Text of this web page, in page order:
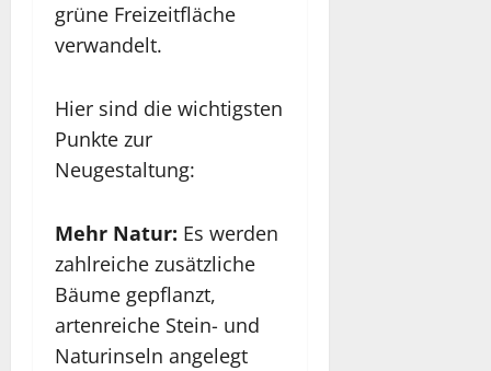
grüne Freizeitfläche
verwandelt.
Hier sind die wichtigsten
Punkte zur
Neugestaltung:
Mehr Natur: Es werden
zahlreiche zusätzliche
Bäume gepflanzt,
artenreiche Stein- und
Naturinseln angelegt